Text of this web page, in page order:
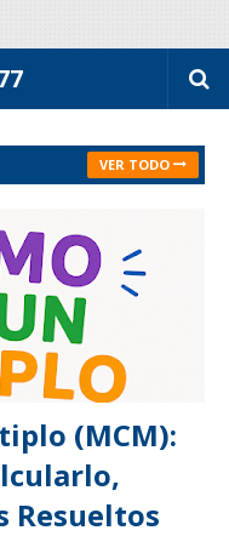
VER TODO
(MCM):
Resueltos